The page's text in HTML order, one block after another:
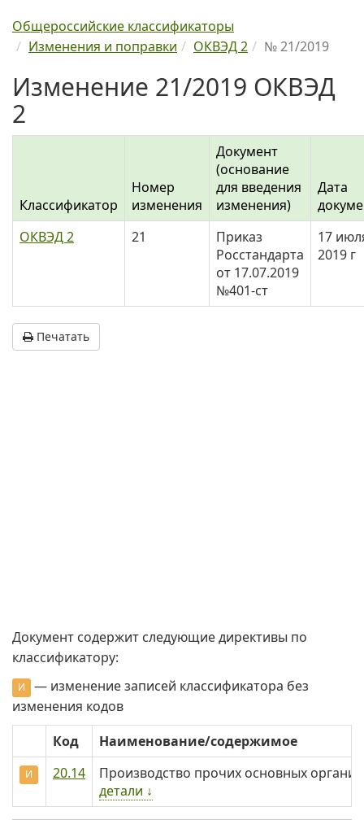
Общероссийские классификаторы
Изменения и поправки
ОКВЭД 2 № 21/2019
Изменение 21/2019 ОКВЭД
2
Классификатор
Номер
изменения
Документ
(основание
для введения
изменения)
Дата
ОКВЭД 2
21
Приказ
Росстандарта
от 17.07.2019
№401-ст
17
2019 г
Печатать
Документ содержит следующие директивы по
классификатору:
И
— изменение записей классификатора без
изменения кодов
Код
Наименование/содержимое
И 20.14
Производство прочих основных
детали ↓